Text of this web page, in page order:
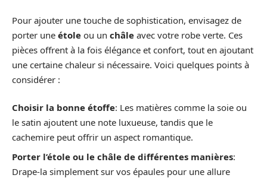
Pour ajouter une touche de sophistication, envisagez de
porter une étole ou un châle avec votre robe verte. Ces
pièces offrent à la fois élégance et confort, tout en ajoutant
une certaine chaleur si nécessaire. Voici quelques points à
considérer :
Choisir la bonne étoffe: Les matières comme la soie ou
le satin ajoutent une note luxueuse, tandis que le
cachemire peut offrir un aspect romantique.
Porter l’étole ou le châle de différentes manières:
Drape-la simplement sur vos épaules pour une allure